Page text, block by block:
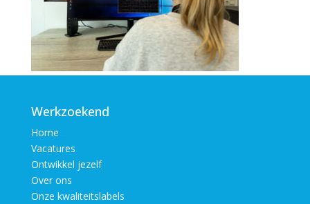
Werkzoekend
Home
Vacatures
Ontwikkel jezelf
Over ons
Onze kwaliteitslabels